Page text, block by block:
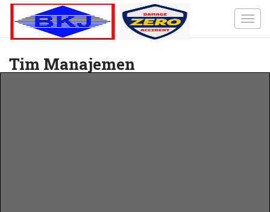
Tim Manajemen